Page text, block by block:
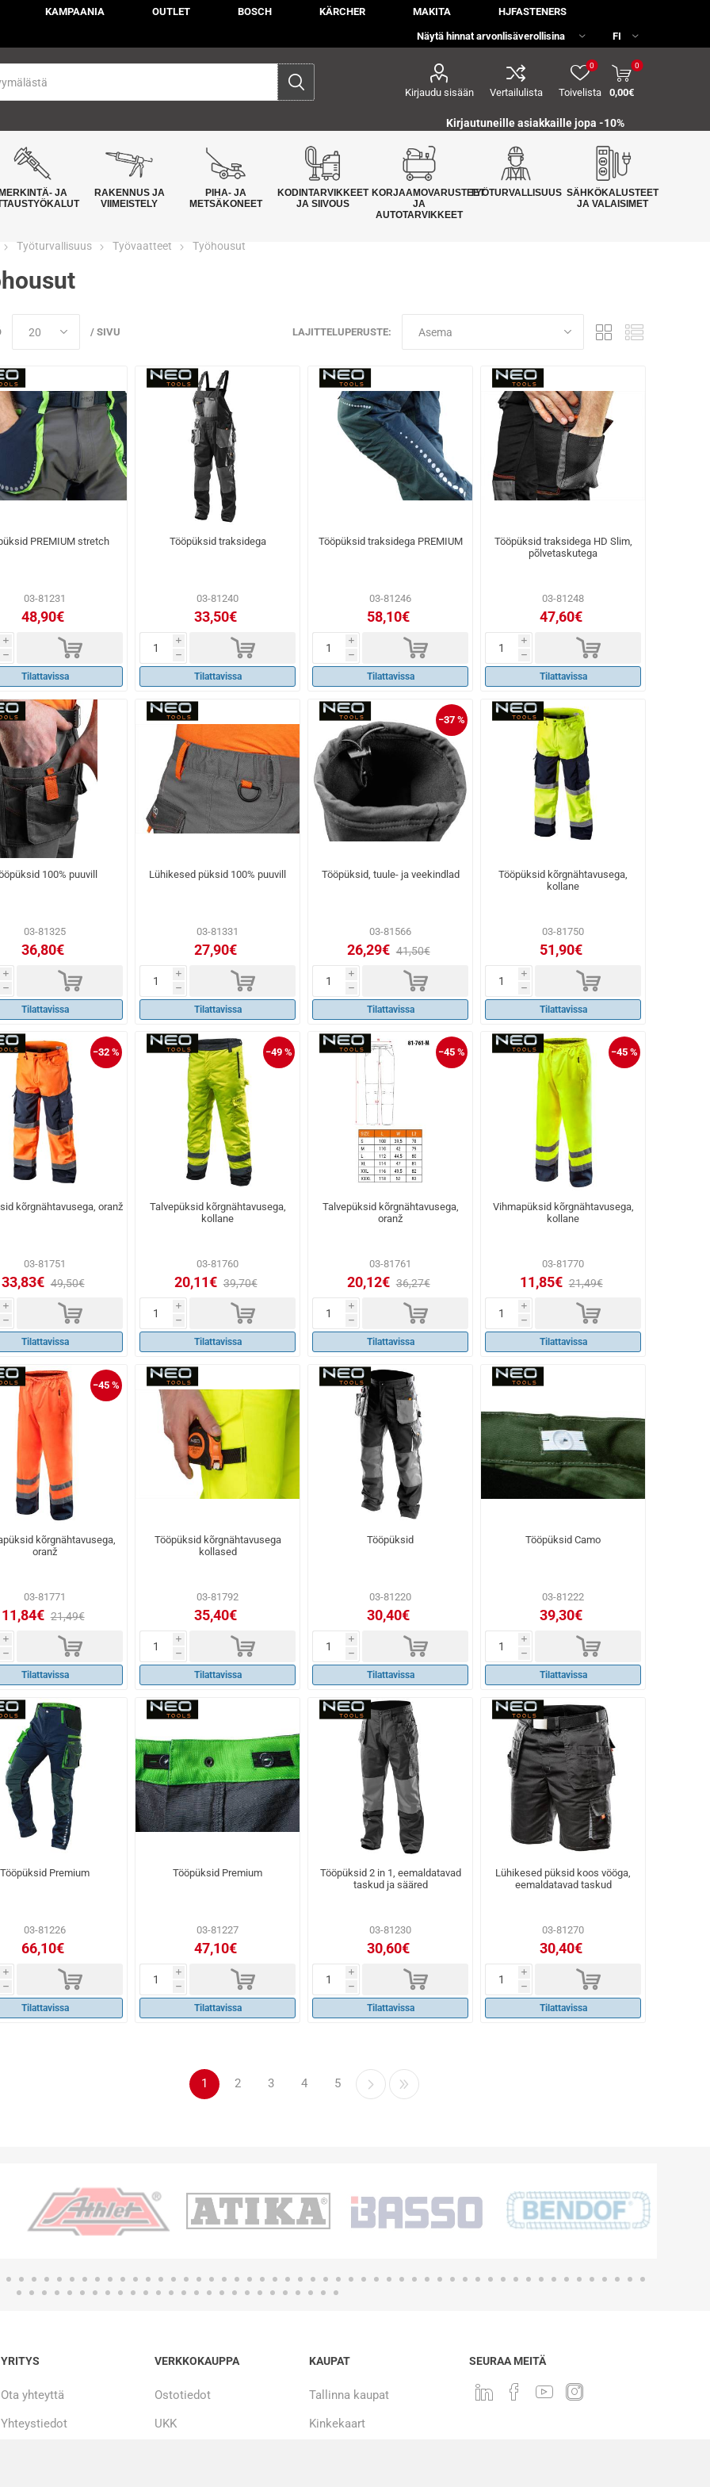
KAMPAANIA OUTLET BOSCH KÄRCHER MAKITA HJFASTENERS
Kirjaudu sisään Vertailulista Toivelista
0 0
0,00€
Kirjautuneille asiakkaille jopa -10%
MERKINTÄ- JA
RAKENNUS JA
VIIMEISTELY
PIHA- JA
METSÄKONEET
KODINTARVIKKEET
JA SIIVOUS
KORJAAMOVARUSTEET
JA
AUTOTARVIKKEET
TYÖTURVALLISUUS SÄHKÖKALUSTEET
JA VALAISIMET
Työturvallisuus Työvaatteet Työhousut
LAJITTELUPERUSTE:
/ SIVU
PREMIUM stretch
03-81231
48,90€
i
h d
Tilattavissa
Tööpüksid traksidega
03-81240
33,50€
i
h d
Tilattavissa
Tööpüksid traksidega PREMIUM
03-81246
58,10€
i
h d
Tilattavissa
Tööpüksid traksidega HD Slim,
põlvetaskutega
03-81248
47,60€
i
h d
Tilattavissa
100% puuvill
03-81325
36,80€
i
h d
Tilattavissa
Lühikesed püksid 100% puuvill
03-81331
27,90€
i
h d
Tilattavissa
−37 %
Tööpüksid, tuule- ja veekindlad
03-81566
26,29€ 41,50€
i
h d
Tilattavissa
Tööpüksid kõrgnähtavusega,
kollane
03-81750
51,90€
i
h d
Tilattavissa
−32 %
kõrgnähtavusega, oranž
03-81751
33,83€ 49,50€
i
h d
Tilattavissa
−49 %
Talvepüksid kõrgnähtavusega,
kollane
03-81760
20,11€ 39,70€
i
h d
Tilattavissa
−45 %
Talvepüksid kõrgnähtavusega,
oranž
03-81761
20,12€ 36,27€
i
h d
Tilattavissa
−45 %
Vihmapüksid kõrgnähtavusega,
kollane
03-81770
11,85€ 21,49€
i
h d
Tilattavissa
−45 %
kõrgnähtavusega,
oranž
03-81771
11,84€ 21,49€
i
h d
Tilattavissa
Tööpüksid kõrgnähtavusega
kollased
03-81792
35,40€
i
h d
Tilattavissa
Tööpüksid
03-81220
30,40€
i
h d
Tilattavissa
Tööpüksid Camo
03-81222
39,30€
i
h d
Tilattavissa
Tööpüksid Premium
03-81226
66,10€
i
h d
Tilattavissa
Tööpüksid Premium
03-81227
47,10€
i
h d
Tilattavissa
Tööpüksid 2 in 1, eemaldatavad
taskud ja sääred
03-81230
30,60€
i
h d
Tilattavissa
Lühikesed püksid koos vööga,
eemaldatavad taskud
03-81270
30,40€
i
h d
Tilattavissa
1 2 3 4 5
YRITYS
Ota yhteyttä
Yhteystiedot
VERKKOKAUPPA
Ostotiedot
UKK
KAUPAT
Tallinna kaupat
Kinkekaart
SEURAA MEITÄ